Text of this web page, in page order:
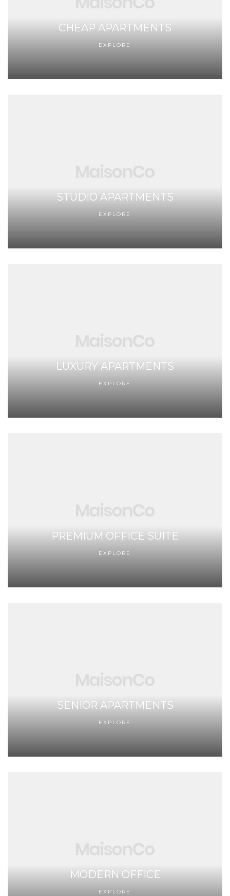
CHEAP APARTMENTS
EXPLORE
STUDIO APARTMENTS
EXPLORE
LUXURY APARTMENTS
EXPLORE
PREMIUM OFFICE SUITE
EXPLORE
SENIOR APARTMENTS
EXPLORE
MODERN OFFICE
EXPLORE